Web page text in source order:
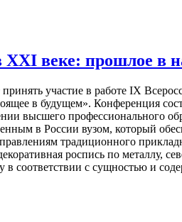
веке: прошлое в
участие в работе IX
в будущем». Конференция
высшего профессионального
в России вузом, который
традиционного
роспись по металлу,
в соответствии с сущностью и